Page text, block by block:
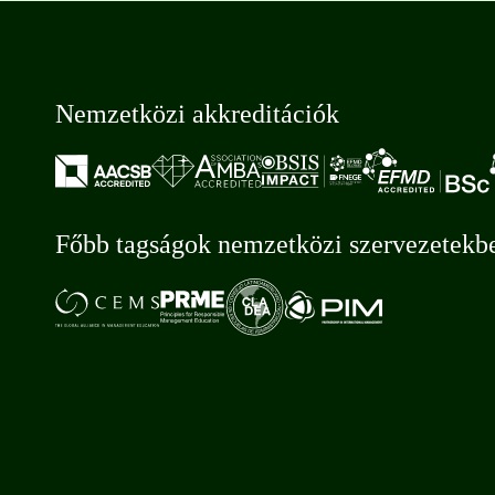
Nemzetközi akkreditációk
Főbb tagságok nemzetközi